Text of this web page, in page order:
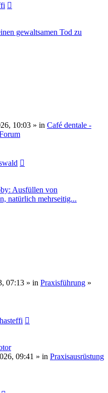
gewaltsamen Tod zu
10:03 » in Café dentale -
Ausfüllen von
natürlich mehrseitig...
07:13 » in Praxisführung »
09:41 » in Praxisausrüstung